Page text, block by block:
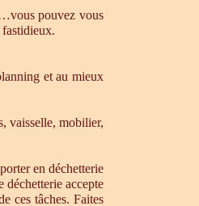
pouvez vous
et au mieux
vaisselle, mobilier,
en déchetterie
accepte
ces tâches. Faites